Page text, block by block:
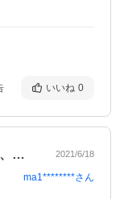
いいね 0
家庭用に購入しました。友人からも、勧め… 2021/6/18
ma1********さん